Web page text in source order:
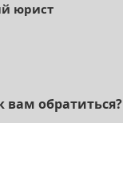
юрист
обратиться?